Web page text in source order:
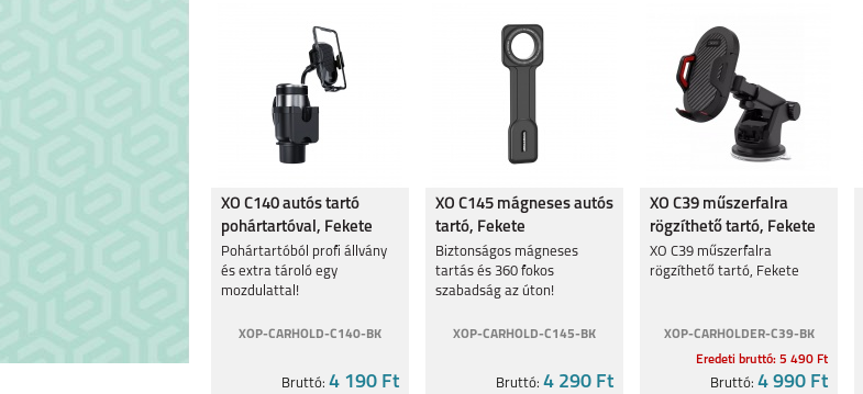
XO C140 autós tartó
pohártartóval, Fekete
Pohártartóból profi állvány
és extra tároló egy
mozdulattal!
XOP-CARHOLD-C140-BK
Bruttó: 4 190 Ft
XO C145 mágneses autós
tartó, Fekete
Biztonságos mágneses
tartás és 360 fokos
szabadság az úton!
XOP-CARHOLD-C145-BK
Bruttó: 4 290 Ft
XO C39 műszerfalra
rögzíthető tartó, Fekete
XO C39 műszerfalra
rögzíthető tartó, Fekete
XOP-CARHOLDER-C39-BK
Eredeti bruttó: 5 490 Ft
Bruttó: 4 990 Ft